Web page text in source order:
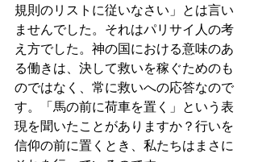
規則のリストに従いなさい」とは言い
ませんでした。それはパリサイ人の考
え方でした。神の国における意味のあ
る働きは、決して救いを稼ぐためのも
のではなく、常に救いへの応答なので
す。「馬の前に荷車を置く」という表
現を聞いたことがありますか？行いを
信仰の前に置くとき、私たちはまさに